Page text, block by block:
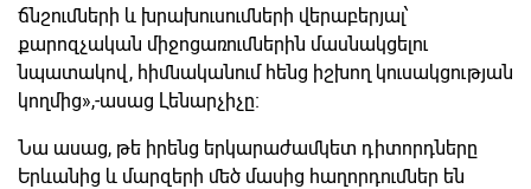
ճնշումների և խրախուսումների վերաբերյալ՝
քարոզչական միջոցառումներին մասնակցելու
նպատակով, հիմնականում հենց իշխող կուսակցության
կողմից»,-ասաց Լենարչիչը։
Նա ասաց, թե իրենց երկարաժամկետ դիտորդները
Երևանից և մարզերի մեծ մասից հաղորդումներ են